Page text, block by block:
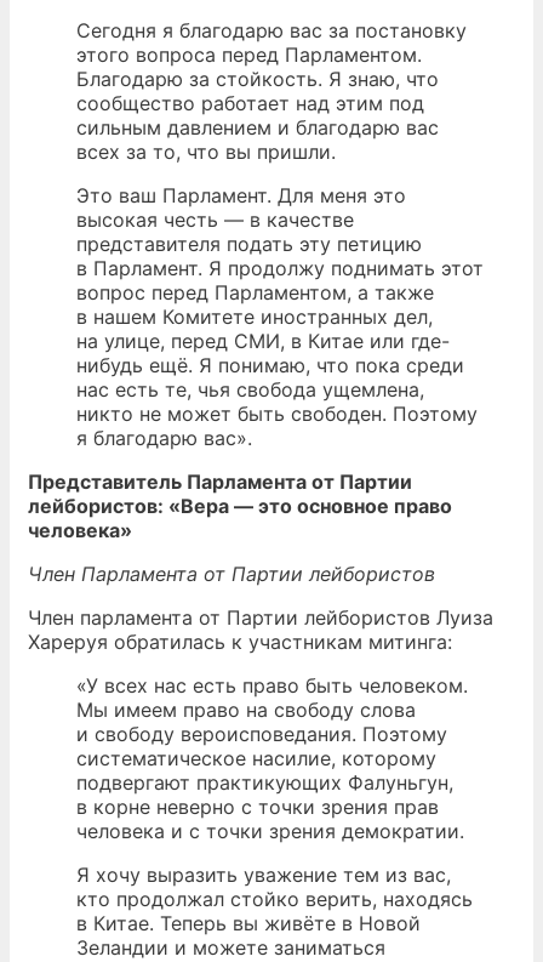
Сегодня я благодарю вас за постановку
этого вопроса перед Парламентом.
Благодарю за стойкость. Я знаю, что
сообщество работает над этим под
сильным давлением и благодарю вас
всех за то, что вы пришли.
Это ваш Парламент. Для меня это
высокая честь — в качестве
представителя подать эту петицию
в Парламент. Я продолжу поднимать этот
вопрос перед Парламентом, а также
в нашем Комитете иностранных дел,
на улице, перед СМИ, в Китае или где-
нибудь ещё. Я понимаю, что пока среди
нас есть те, чья свобода ущемлена,
никто не может быть свободен. Поэтому
я благодарю вас».
Представитель Парламента от Партии
лейбористов: «Вера — это основное право
человека»
Член Парламента от Партии лейбористов
Член парламента от Партии лейбористов Луиза
Хареруя обратилась к участникам митинга:
«У всех нас есть право быть человеком.
Мы имеем право на свободу слова
и свободу вероисповедания. Поэтому
систематическое насилие, которому
подвергают практикующих Фалуньгун,
в корне неверно с точки зрения прав
человека и с точки зрения демократии.
Я хочу выразить уважение тем из вас,
кто продолжал стойко верить, находясь
в Китае. Теперь вы живёте в Новой
Зеландии и можете заниматься